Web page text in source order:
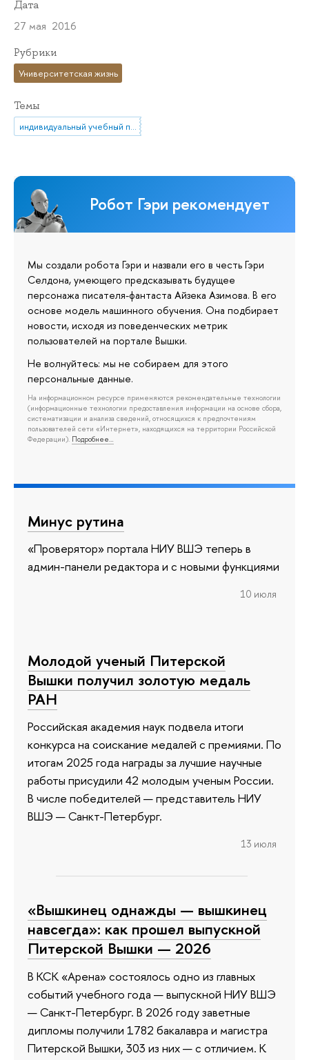
Дата
27 мая 2016
Рубрики
Университетская жизнь
Темы
индивидуальный учебный план
Робот Гэри рекомендует
Мы создали робота Гэри и назвали его в честь Гэри
Селдона, умеющего предсказывать будущее
персонажа писателя-фантаста Айзека Азимова. В его
основе модель машинного обучения. Она подбирает
новости, исходя из поведенческих метрик
пользователей на портале Вышки.
Не волнуйтесь: мы не собираем для этого
персональные данные.
На информационном ресурсе применяются рекомендательные технологии
(информационные технологии предоставления информации на основе сбора,
систематизации и анализа сведений, относящихся к предпочтениям
пользователей сети «Интернет», находящихся на территории Российской
Федерации). Подробнее…
Минус рутина
«Проверятор» портала НИУ ВШЭ теперь в
админ-панели редактора и с новыми функциями
10 июля
Молодой ученый Питерской
Вышки получил золотую медаль
РАН
Российская академия наук подвела итоги
конкурса на соискание медалей с премиями. По
итогам 2025 года награды за лучшие научные
работы присудили 42 молодым ученым России.
В числе победителей — представитель НИУ
ВШЭ — Санкт-Петербург.
13 июля
«Вышкинец однажды — вышкинец
навсегда»: как прошел выпускной
Питерской Вышки — 2026
В КСК «Арена» состоялось одно из главных
событий учебного года — выпускной НИУ ВШЭ
— Санкт-Петербург. В 2026 году заветные
дипломы получили 1782 бакалавра и магистра
Питерской Вышки, 303 из них — с отличием. К